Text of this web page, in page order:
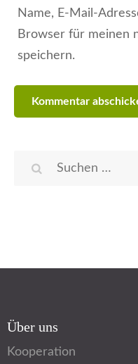
Name, E-Mail-
Browser für meinen
speichern.
Suchen
Über uns
Kooperation